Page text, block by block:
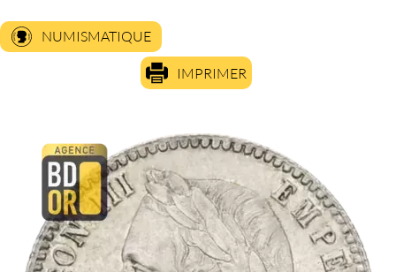
NUMISMATIQUE
IMPRIMER